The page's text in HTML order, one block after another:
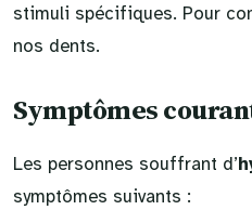
stimuli spécifiques. Pour
nos dents.
Symptômes
Les personnes souffrant d’
symptômes suivants :